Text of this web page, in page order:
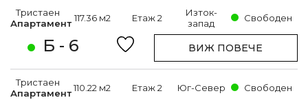
Б - 6
Тристаен
Апартамент 117.36 м2 Етаж 2
Изток-
запад
Свободен
ВИЖ ПОВЕЧЕ
Тристаен
Апартамент110.22 м2 Етаж 2 Юг-Север Свободен